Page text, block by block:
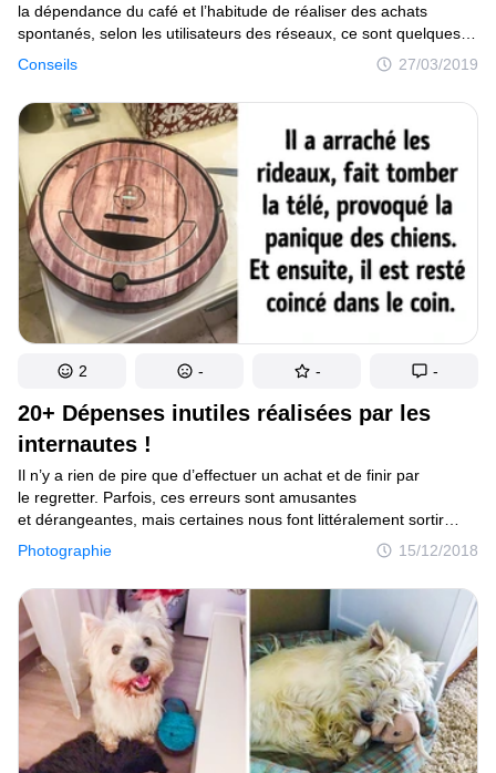
Conseils 27/03/2019
la dépendance du café et l’habitude de réaliser des achats
spontanés, selon les utilisateurs des réseaux, ce sont quelques-
uns des principaux “ennemis” des économies, qui peuvent faire
silencieusement un grand trou dans ton budget. Dans notre
sélection d’aujourd’hui tu trouveras des petits trucs basés sur
le principe de “un centime économisé est un centime gagné”.
Et à la fin de cet article, nous avons préparé pour toi un bonus
sur combien d’argent peut être économisé en renonçant
à sa voiture en faveur du transport public.
20+ Dépenses inutiles réalisées par les
internautes !
Photographie 15/12/2018
Il n’y a rien de pire que d’effectuer un achat et de finir par
le regretter. Parfois, ces erreurs sont amusantes
et dérangeantes, mais certaines nous font littéralement sortir
de nos gonds. Dans ce cas, nous nous promettons de ne plus
jamais retomber dans le même piège.
2 - - -